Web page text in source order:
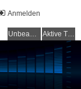
Anmelden
Unbeantwortete Themen Aktive Themen